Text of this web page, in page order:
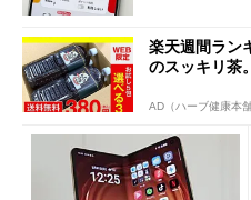
楽天週間ラン
のスッキリ茶
AD（ハーブ健康本舗